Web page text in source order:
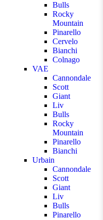
Bulls
Rocky
Mountain
Pinarello
Cervelo
Bianchi
Colnago
VAE
Cannondale
Scott
Giant
Liv
Bulls
Rocky
Mountain
Pinarello
Bianchi
Urbain
Cannondale
Scott
Giant
Liv
Bulls
Pinarello